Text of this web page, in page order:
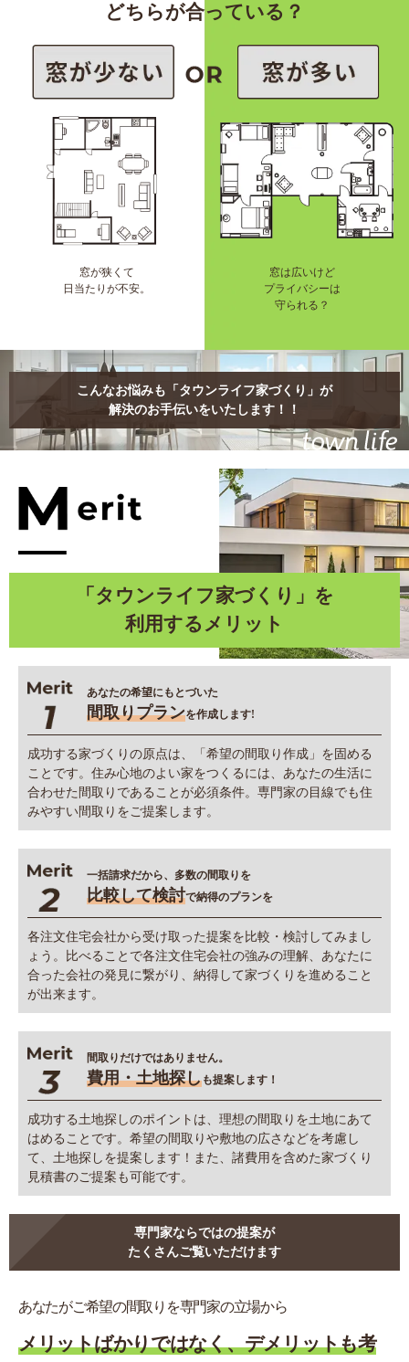
どちらが合っている？
窓が狭くて
日当たりが不安。
窓は広いけど
プライバシーは
守られる？
こんなお悩みも「タウンライフ家づくり」が
解決のお手伝いをいたします！！
「タウンライフ家づくり」を
利用するメリット
あなたの希望にもとづいた
間取りプランを作成します!
成功する家づくりの原点は、「希望の間取り作成」を固める
ことです。住み心地のよい家をつくるには、あなたの生活に
合わせた間取りであることが必須条件。専門家の目線でも住
みやすい間取りをご提案します。
一括請求だから、多数の間取りを
比較して検討で納得のプランを
各注文住宅会社から受け取った提案を比較・検討してみまし
ょう。比べることで各注文住宅会社の強みの理解、あなたに
合った会社の発見に繋がり、納得して家づくりを進めること
が出来ます。
間取りだけではありません。
費用・土地探しも提案します！
成功する土地探しのポイントは、理想の間取りを土地にあて
はめることです。希望の間取りや敷地の広さなどを考慮し
て、土地探しを提案します！また、諸費用を含めた家づくり
見積書のご提案も可能です。
専門家ならではの提案が
たくさんご覧いただけます
あなたがご希望の間取りを専門家の立場から
メリットばかりではなく、デメリットも考